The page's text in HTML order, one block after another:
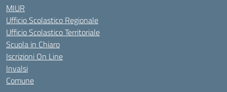
MIUR
Ufficio Scolastico Regionale
Ufficio Scolastico Territoriale
Scuola in Chiaro
Iscrizioni On Line
Invalsi
Comune